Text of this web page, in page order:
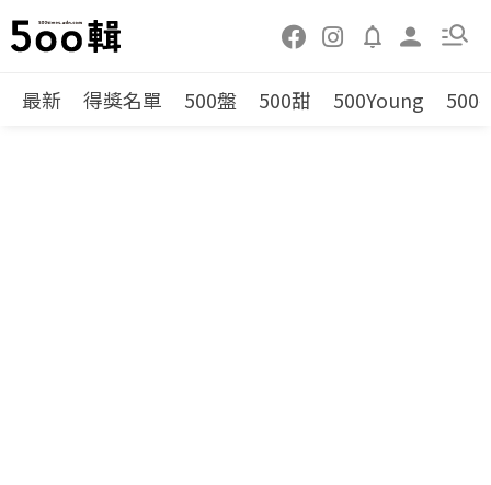
最新 得獎名單 500盤 500甜 500Young 500